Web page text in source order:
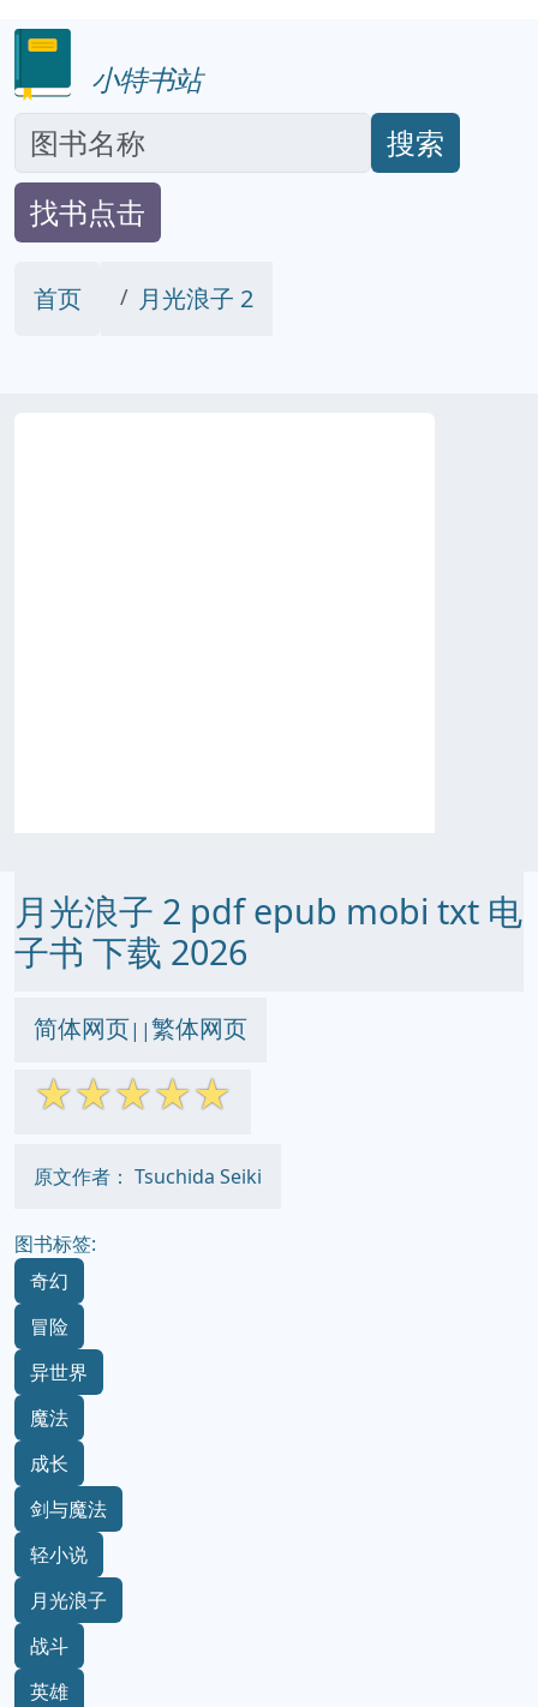
小特书站
搜索
找书点击
首页 月光浪子 2
月光浪子 2 pdf epub mobi txt 电
子书 下载 2026
简体网页||繁体网页
☆☆☆☆☆
原文作者： Tsuchida Seiki
图书标签:
奇幻
冒险
异世界
魔法
成长
剑与魔法
轻小说
月光浪子
战斗
英雄